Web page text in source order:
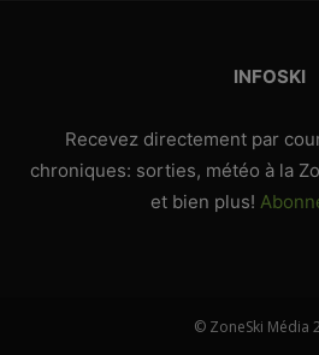
INFOSKI
Recevez directement par
chroniques: sorties, météo à la
et bien plus!
© ZoneSki Média